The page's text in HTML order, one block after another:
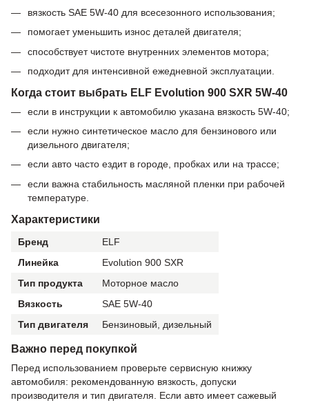
вязкость SAE 5W-40 для всесезонного использования;
помогает уменьшить износ деталей двигателя;
способствует чистоте внутренних элементов мотора;
подходит для интенсивной ежедневной эксплуатации.
Когда стоит выбрать ELF Evolution 900 SXR 5W-40
если в инструкции к автомобилю указана вязкость 5W-40;
если нужно синтетическое масло для бензинового или
дизельного двигателя;
если авто часто ездит в городе, пробках или на трассе;
если важна стабильность масляной пленки при рабочей
температуре.
Характеристики
Бренд
ELF
Линейка
Evolution 900 SXR
Тип продукта
Моторное масло
Вязкость
SAE 5W-40
Тип двигателя
Бензиновый, дизельный
Важно перед покупкой
Перед использованием проверьте сервисную книжку
автомобиля: рекомендованную вязкость, допуски
производителя и тип двигателя. Если авто имеет сажевый